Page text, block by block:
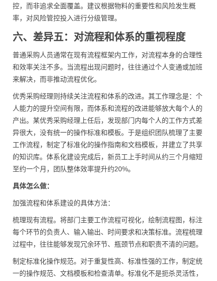
控，而非追求全面覆盖。建议根据物料的重要性和风险发生概
率，对风险管控投入进行分级管理。
六、差异五：对流程和体系的重视程度
普通采购人员通常在现有流程框架内工作，对流程本身的合理性
和效率关注不多。当流程出现问题时，往往通过个人变通或加班
来解决，而非推动流程优化。
优秀采购经理则持续关注流程和体系的改进。其工作理念是：个
人能力的提升空间有限，而体系和流程的改进能够放大每个人的
产出。某优秀采购经理上任后，发现部门内每个人的工作方式差
异很大，没有统一的操作标准和模板。于是组织团队梳理了主要
工作流程，制定了标准化的操作指南和文档模板，并建立了共享
的知识库。体系化建设完成后，新员工上手时间从约三个月缩短
至约一个月，团队整体效率提升约20%。
具体怎么做：
加强流程和体系建设的具体方法：
梳理现有流程。将部门主要工作流程可视化，绘制流程图，标注
每个环节的负责人、输入输出、时间要求和决策标准。流程梳理
过程中，往往能够发现冗余环节、瓶颈节点和职责不清的问题。
制定标准化操作规范。对于重复性高、标准性强的工作，制定统
一的操作规范、文档模板和检查清单。标准化不是扼杀灵活性，